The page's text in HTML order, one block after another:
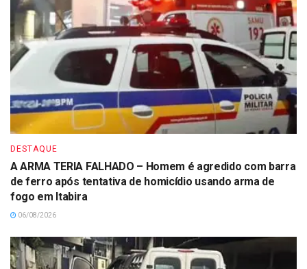
DESTAQUE
A ARMA TERIA FALHADO – Homem é agredido com barra
de ferro após tentativa de homicídio usando arma de
fogo em Itabira
06/08/2026